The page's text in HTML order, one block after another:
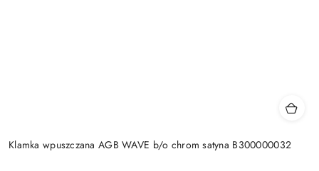
Klamka wpuszczana AGB WAVE b/o chrom satyna B300000032